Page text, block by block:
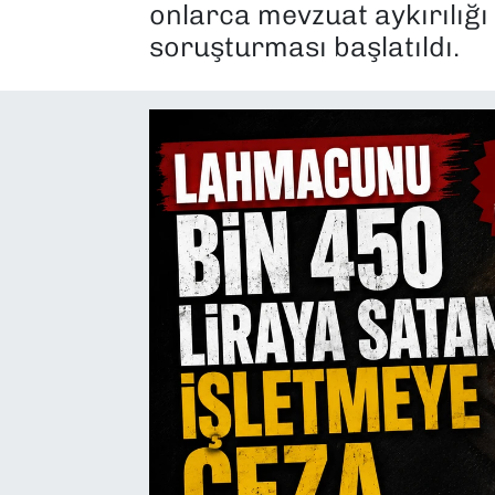
onlarca mevzuat
soruşturması başlatıldı.
TEKNOLOJİ
YEREL YÖNETİMLER